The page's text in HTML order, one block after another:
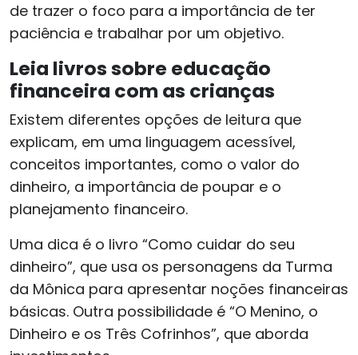
de trazer o foco para a importância de ter
paciência e trabalhar por um objetivo.
Leia livros sobre educação
financeira com as crianças
Existem diferentes opções de leitura que
explicam, em uma linguagem acessível,
conceitos importantes, como o valor do
dinheiro, a importância de poupar e o
planejamento financeiro.
Uma dica é o livro “Como cuidar do seu
dinheiro”, que usa os personagens da Turma
da Mônica para apresentar noções financeiras
básicas. Outra possibilidade é “O Menino, o
Dinheiro e os Três Cofrinhos”, que aborda